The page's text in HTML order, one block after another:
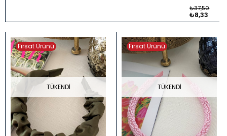
₺8,33
₺37,50
TÜKENDI
Fırsat Ürünü
TÜKENDI
Fırsat Ürünü